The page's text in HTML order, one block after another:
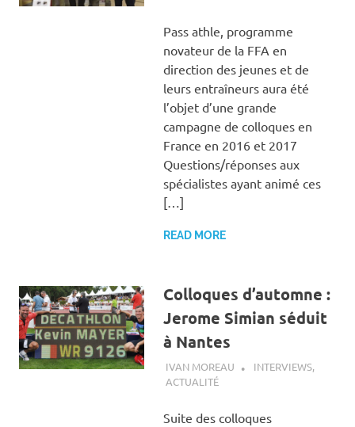
Pass athle, programme
novateur de la FFA en
direction des jeunes et de
leurs entraîneurs aura été
l’objet d’une grande
campagne de colloques en
France en 2016 et 2017
Questions/réponses aux
spécialistes ayant animé ces
[…]
READ MORE
Colloques d’automne :
Jerome Simian séduit
à Nantes
5 NOVEMBRE 2018
IVAN MOREAU INTERVIEWS,
ACTUALITÉ
Suite des colloques